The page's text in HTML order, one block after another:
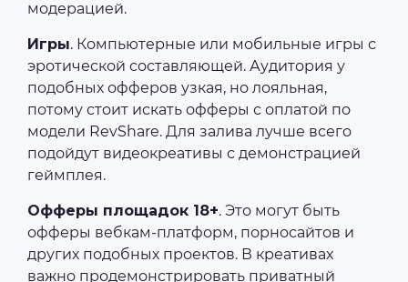
модерацией.
Игры. Компьютерные или мобильные игры с
эротической составляющей. Аудитория у
подобных офферов узкая, но лояльная,
потому стоит искать офферы с оплатой по
модели RevShare. Для залива лучше всего
подойдут видеокреативы с демонстрацией
геймплея.
Офферы площадок 18+. Это могут быть
офферы вебкам-платформ, порносайтов и
других подобных проектов. В креативах
важно продемонстрировать приватный